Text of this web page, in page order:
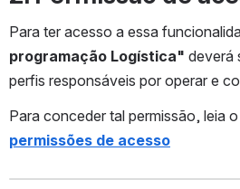
Para ter acesso a essa
programação Logística" deverá
perfis responsáveis por operar e
Para conceder tal permissão, leia
permissões de acesso